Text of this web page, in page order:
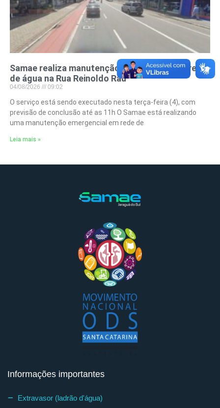
Samae realiza manutenção emergencial em rede
de água na Rua Reinoldo Rau
04/08/2026 09:02
O serviço está sendo executado nesta terça-feira (4), com
previsão de conclusão até as 11h O Samae está realizando
uma manutenção emergencial em rede de
Leia mais »
Informações importantes
Extravasor (ladrão d'água)